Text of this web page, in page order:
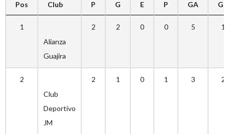
Pos Club P G E P GA GC
1
Alianza
Guajira
2 2 0 0 5 1
2
Club
Deportivo
JM
2 1 0 1 3 2